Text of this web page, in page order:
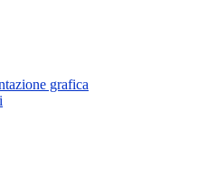
grafica